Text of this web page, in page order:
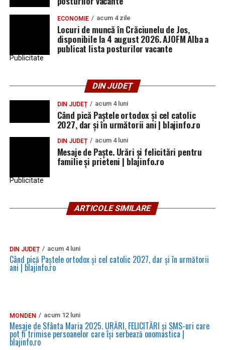
ECONOMIE acum 4 zile
Locuri de muncă în Crăciunelu de Jos,
disponibile la 4 august 2026. AJOFM Alba a
publicat lista posturilor vacante
Publicitate
DIN JUDEȚ
DIN JUDEȚ acum 4 luni
Când pică Paștele ortodox și cel catolic
2027, dar și în următorii ani | blajinfo.ro
DIN JUDEȚ acum 4 luni
Mesaje de Paște. Urări și felicitări pentru
familie și prieteni | blajinfo.ro
Publicitate
ARTICOLE SIMILARE
DIN JUDEȚ acum 4 luni
Când pică Paștele ortodox și cel catolic 2027, dar și în următorii
ani | blajinfo.ro
MONDEN acum 12 luni
Mesaje de Sfânta Maria 2025. URĂRI, FELICITĂRI și SMS-uri care
pot fi trimise persoanelor care își serbează onomastica |
blajinfo.ro